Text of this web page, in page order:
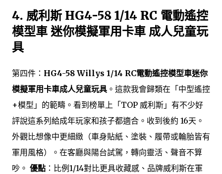
4. 威利斯 HG4-58 1/14 RC 電動遙控
模型車 迷你模擬軍用卡車 成人兒童玩
具
第四件： HG4-58 Willys 1/14 RC電動遙控模型車迷你
模擬軍用卡車成人兒童玩具 。這款我會歸類在「中型遙控
+模型」的範疇。看到榜單上「TOP 威利斯」有不少好
評說這系列給成年玩家和孩子都適合。收到後約 16天。
外觀比想像中更細緻（車身貼紙、塗裝、履帶或輪胎皆有
軍用風格）。在客廳與陽台試駕，轉向靈活、聲音不算
吵。 優點 ：比例1/14對比更具收藏感、品牌威利斯在軍